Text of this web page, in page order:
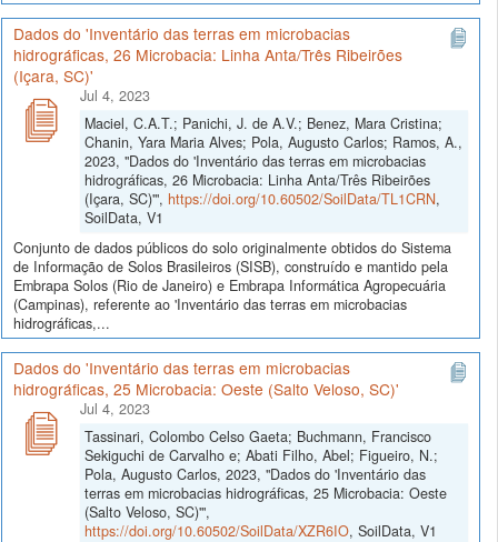
Dados do 'Inventário das terras em microbacias
hidrográficas, 26 Microbacia: Linha Anta/Três Ribeirões
(Içara, SC)'
Jul 4, 2023
Maciel, C.A.T.; Panichi, J. de A.V.; Benez, Mara Cristina;
Chanin, Yara Maria Alves; Pola, Augusto Carlos; Ramos, A.,
2023, "Dados do 'Inventário das terras em microbacias
hidrográficas, 26 Microbacia: Linha Anta/Três Ribeirões
(Içara, SC)'", https://doi.org/10.60502/SoilData/TL1CRN,
SoilData, V1
Conjunto de dados públicos do solo originalmente obtidos do Sistema
de Informação de Solos Brasileiros (SISB), construído e mantido pela
Embrapa Solos (Rio de Janeiro) e Embrapa Informática Agropecuária
(Campinas), referente ao 'Inventário das terras em microbacias
hidrográficas,...
Dados do 'Inventário das terras em microbacias
hidrográficas, 25 Microbacia: Oeste (Salto Veloso, SC)'
Jul 4, 2023
Tassinari, Colombo Celso Gaeta; Buchmann, Francisco
Sekiguchi de Carvalho e; Abati Filho, Abel; Figueiro, N.;
Pola, Augusto Carlos, 2023, "Dados do 'Inventário das
terras em microbacias hidrográficas, 25 Microbacia: Oeste
(Salto Veloso, SC)'",
https://doi.org/10.60502/SoilData/XZR6IO, SoilData, V1